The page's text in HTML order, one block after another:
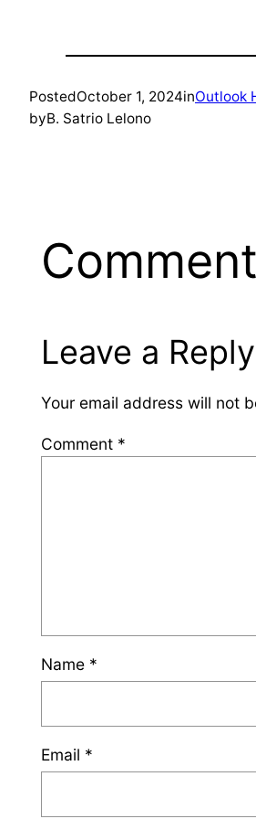
PostedOctober 1, 2024inOutlook
byB. Satrio Lelono
Leave a Reply
Your email address will not
Comment *
Name *
Email *